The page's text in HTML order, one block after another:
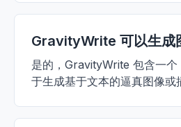
GravityWrite 可以生成
是的，GravityWrite 包含一
于生成基于文本的逼真图像或